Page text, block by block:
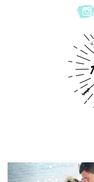
Previous